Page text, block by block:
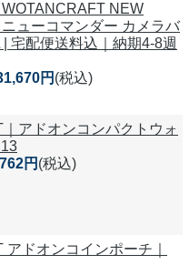
NEW
ューコマンダー カメラバ
宅配便送料込｜納期4-8週
円 (税込)
アドオンコンパクトウォ
円 (税込)
ドオンコインポーチ｜